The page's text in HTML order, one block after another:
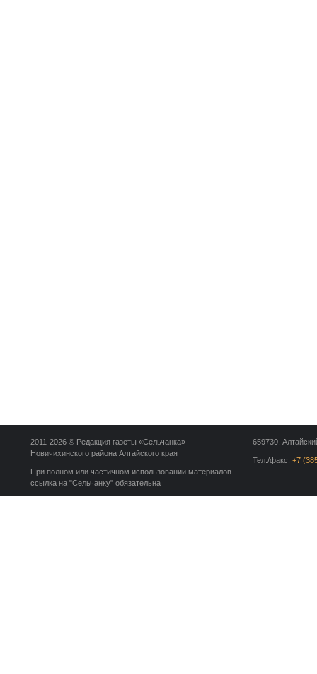
659730,
Тел./факс: +7
2011-2026 © Редакция газеты «Сельчанка»
Новичихинского района Алтайского края
При полном или частичном использовании материалов
ссылка на "Сельчанку" обязательна